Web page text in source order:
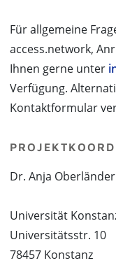
Für allgemeine
access.network,
Ihnen gerne unter
Verfügung.
Kontaktformular
Dr. Anja Oberländer
Universität
Universitätsstr. 10
78457 Konstanz